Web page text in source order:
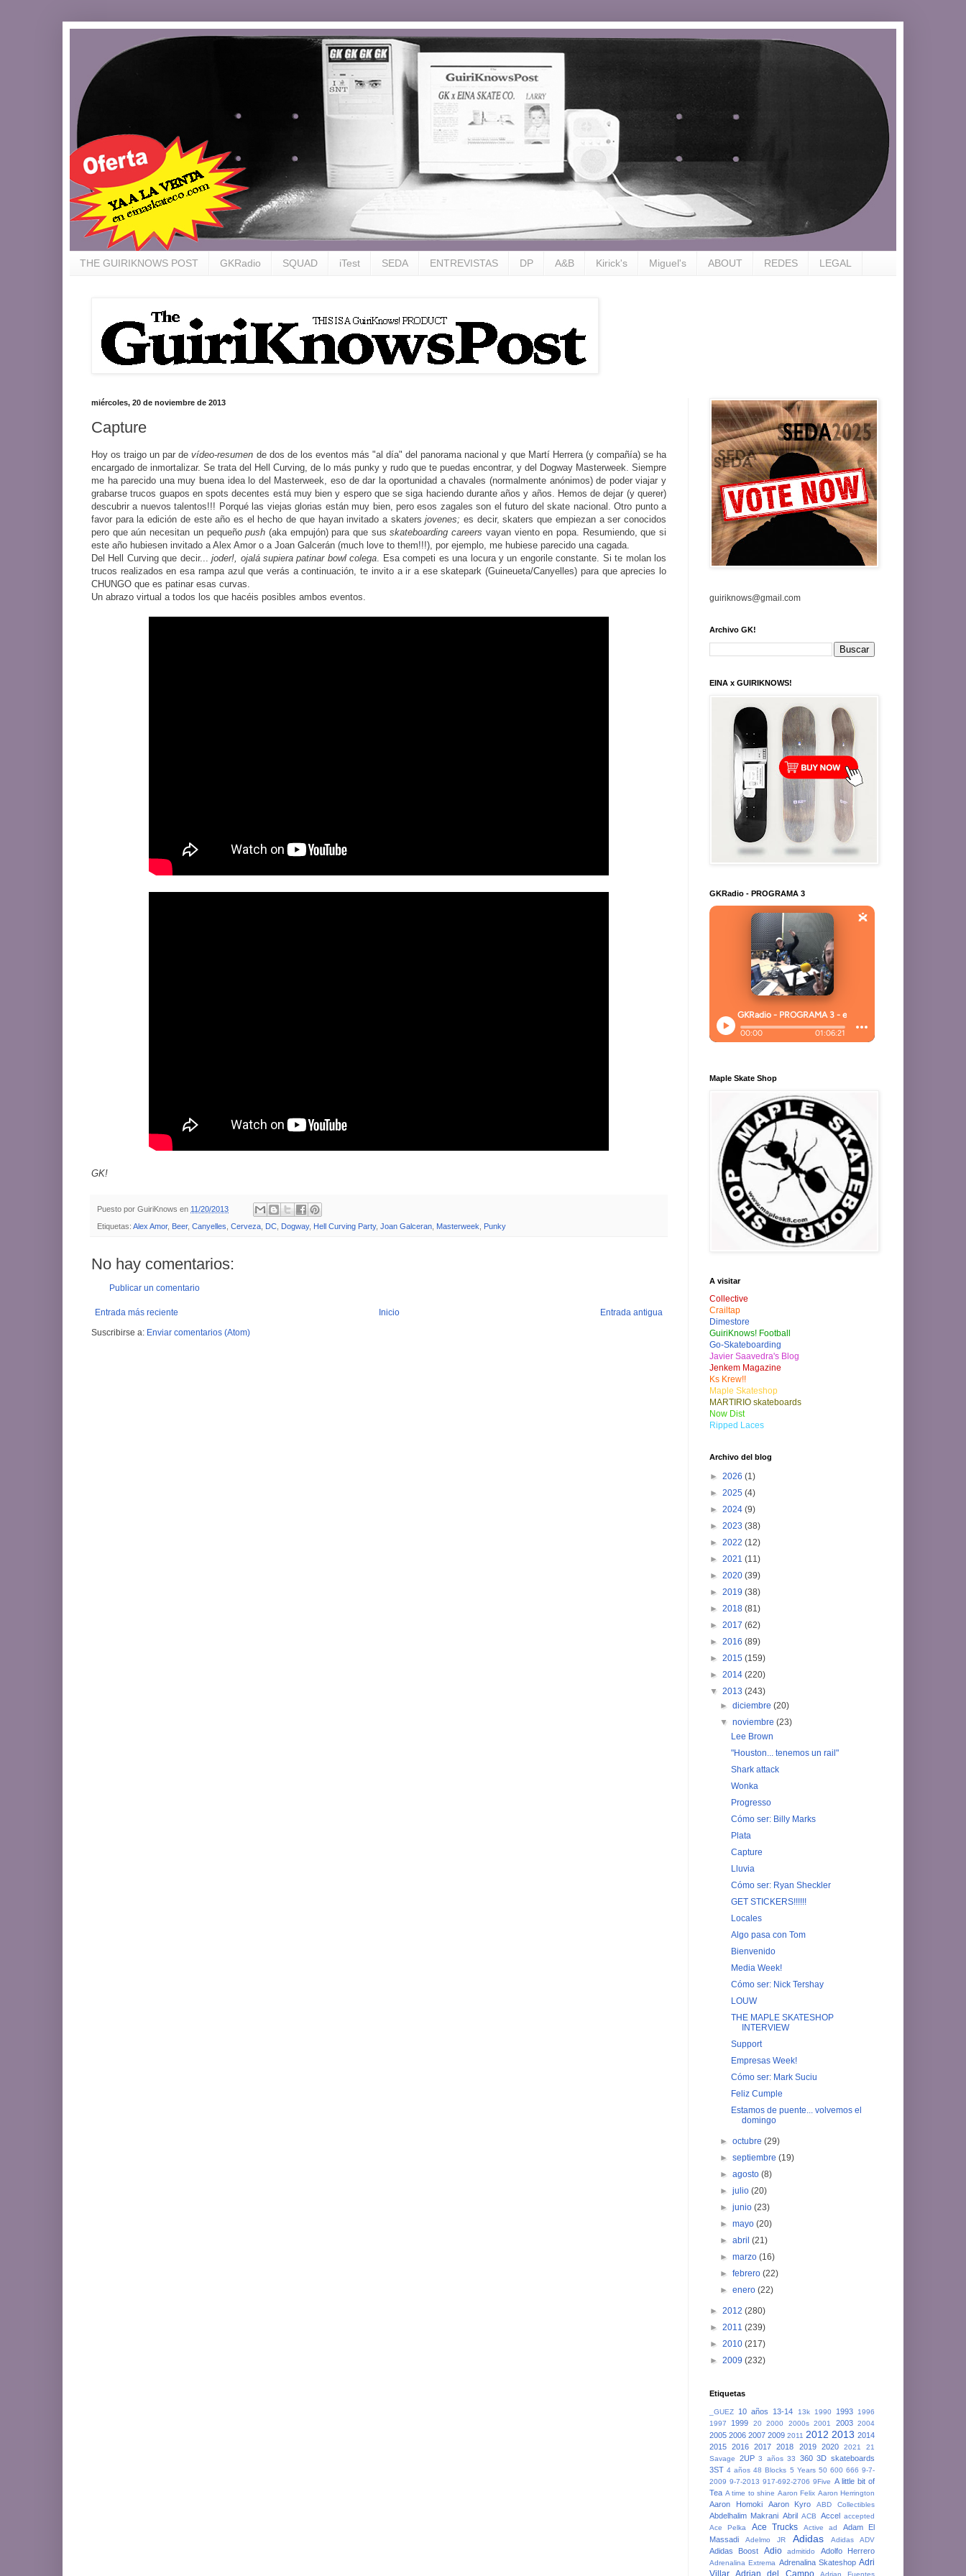
THE GUIRIKNOWS POST GKRadio SQUAD iTest SEDA ENTREVISTAS DP A&B Kirick's Miguel's ABOUT REDES LEGAL
miércoles, 20 de noviembre de 2013
Capture
Hoy os traigo un par devídeo-resumen de dos de los eventos más "al día" del panorama nacional y que Martí Herrera (y compañía) se ha
encargado de inmortalizar. Se trata del Hell Curving, de lo más punky y rudo que te puedas encontrar, y del Dogway Masterweek. Siempre
me ha parecido una muy buena idea lo del Masterweek, eso de dar la oportunidad a chavales (normalmente anónimos) de poder viajar y
grabarse trucos guapos en spots decentes está muy bien y espero que se siga haciendo durante años y años. Hemos de dejar (y querer)
descubrir a nuevos talentos!!! Porqué las viejas glorias están muy bien, pero esos zagales son el futuro del skate nacional. Otro punto a
favor para la edición de este año es el hecho de que hayan invitado a skatersjovenes;es decir, skaters que empiezan a ser conocidos
pero que aún necesitan un pequeñopush (aka empujón) para que susskateboarding careers vayan viento en popa. Resumiendo, que si
este año hubiesen invitado a Alex Amor o a Joan Galcerán (much love to them!!!), por ejemplo, me hubiese parecido una cagada.
Del Hell Curving que decir...joder!, ojalá supiera patinar bowl colega. Esa competi es una locura y un engorile constante. Si te molan los
trucos realizados en esa rampa azul que verás a continuación, te invito a ir a ese skatepark (Guineueta/Canyelles) para que aprecies lo
CHUNGO que es patinar esas curvas.
Un abrazo virtual a todos los que hacéis posibles ambos eventos.
GK!
Puesto por GuiriKnows en 11/20/2013
Etiquetas: Alex Amor, Beer, Canyelles Cerveza DC Dogway, Hell Curving Party, Joan Galceran Masterweek Punky
No hay comentarios:
Publicar un comentario
Entrada más reciente Entrada antigua
Inicio
Suscribirse a: Enviar comentarios (Atom)
guiriknows@gmail.com
Archivo GK!
EINA x GUIRIKNOWS!
GKRadio - PROGRAMA 3
Maple Skate Shop
A visitar
Collective
Crailtap
Dimestore
GuiriKnows! Football
Go-Skateboarding
Javier Saavedra's Blog
Jenkem Magazine
Ks Krew!!
Maple Skateshop
MARTIRIO skateboards
Now Dist
Ripped Laces
Archivo del blog
► 2026 (1)
► 2025 (4)
► 2024 (9)
► 2023 (38)
► 2022 (12)
► 2021 (11)
► 2020 (39)
► 2019 (38)
► 2018 (81)
► 2017 (62)
► 2016 (89)
► 2015 (159)
► 2014 (220)
▼ 2013 (243)
►diciembre(20)
▼noviembre(23)
Lee Brown
"Houston... tenemos un rail"
Shark attack
Wonka
Progresso
Cómo ser: Billy Marks
Plata
Capture
Lluvia
Cómo ser: Ryan Sheckler
GET STICKERS!!!!!!
Locales
Algo pasa con Tom
Bienvenido
Media Week!
Cómo ser: Nick Tershay
LOUW
THE MAPLE SKATESHOP
INTERVIEW
Support
Empresas Week!
Cómo ser: Mark Suciu
Feliz Cumple
Estamos de puente... volvemos el
domingo
►octubre(29)
►septiembre(19)
►agosto(8)
►julio(20)
►junio(23)
►mayo(20)
►abril(21)
►marzo(16)
►febrero(22)
►enero(22)
► 2012 (280)
► 2011 (239)
► 2010 (217)
► 2009 (232)
Etiquetas
_GUEZ 10 años 13-14 13k 1990 1993
1996
1997
1999 20 2000 2000s 2001 2003 2004
2005 2006 2007 2009 2011 2012 2013 2014
2015 2016 2017 2018 2019 2020 2021
21
Savage
2UP 3 años 33 360 3D skateboards
3ST 4 años 48 Blocks 5 Years 50 600 666 9-7-
2009 9-7-2013 917-692-2706 9Five A little bit of
Tea A time to shine Aaron Felix Aaron Herrington
Aaron Homoki Aaron Kyro ABD Collectibles
Abdelhalim Makrani Abril ACB Accel accepted
Ace Pelka
Ace Trucks Active ad
Adam El
Massadi
Adelmo JR Adidas Adidas ADV
Adidas Boost Adio admitido Adolfo Herrero
Adrenalina Extrema Adrenalina Skateshop Adri
Villar Adrian del Campo Adrian Fuentes